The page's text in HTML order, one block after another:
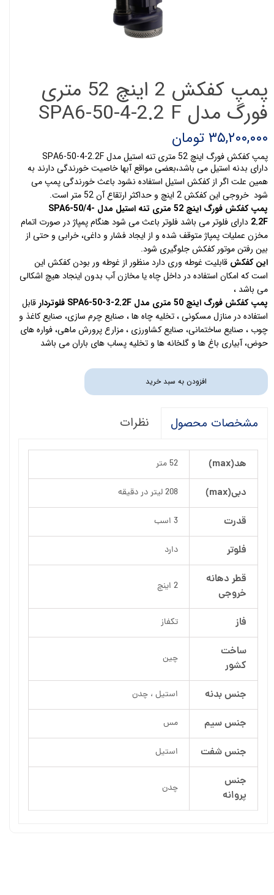
پمپ کفکش 2 اینچ 52 متری
فورگ مدل SPA6-50-4-2.2 F
۳۵,۲۰۰,۰۰۰ تومان
پمپ کفکش فورگ اینچ 52 متری تنه استیل مدل SPA6-50-4-2.2F
دارای بدنه استیل می باشد،بعضی مواقع آبها خاصیت خورندگی دارند به
همین علت اگر از کفکش استیل استفاده نشود باعث خورندگی پمپ می
شود خروجی این کفکش 2 اینچ و حداکثر ارتقاع آن 52 متر است.
پمپ کفکش فورگ اینچ 52 متری تنه استیل مدل SPA6-50/4-
2.2F دارای فلوتر می باشد فلوتر باعث می شود هنگام پمپاژ در صورت اتمام
مخزن عملیات پمپاژ متوقف شده و از ایجاد فشار و داغی، خرابی و حتی از
بین رفتن موتور کفکش جلوگیری شود.
این کفکش قابلیت غوطه وری دارد منظور از غوطه ور بودن کفکش این
است که امکان استفاده در داخل چاه یا مخازن آب بدون اینجاد هیچ اشکالی
می باشد ،
پمپ کفکش فورگ اینچ 50 متری مدل SPA6-50-3-2.2F فلوتردار
قابل
استفاده در منازل مسکونی ، تخلیه چاه ها ، صنایع چرم سازی، صنایع کاغذ و
چوب ، صنایع ساختمانی، صنایع کشاورزی ، مزارع پرورش ماهی، فواره های
حوض، آبیاری باغ ها و گلخانه ها و تخلیه پساب های باران می باشد
افزودن به سبد خرید
مشخصات محصول نظرات
هد(max) 52 متر
دبی(max) 208 لیتر در دقیقه
قدرت 3 اسب
فلوتر دارد
قطر دهانه
خروجی
2 اینچ
فاز تکفاز
ساخت
کشور
چین
جنس بدنه استیل ، چدن
جنس سیم مس
جنس شفت استیل
جنس
پروانه
چدن